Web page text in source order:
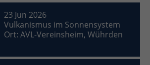
23 Jun 2026
Vulkanismus im Sonnensystem
Ort: AVL-Vereinsheim, Wührden